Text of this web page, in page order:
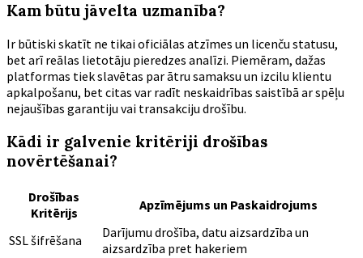
Kam būtu jāvelta uzmanība?
Ir būtiski skatīt ne tikai oficiālas atzīmes un licenču statusu,
bet arī reālas lietotāju pieredzes analīzi. Piemēram, dažas
platformas tiek slavētas par ātru samaksu un izcilu klientu
apkalpošanu, bet citas var radīt neskaidrības saistībā ar spēļu
nejaušības garantiju vai transakciju drošību.
Kādi ir galvenie kritēriji drošības
novērtēšanai?
Drošības
Kritērijs
Apzīmējums un Paskaidrojums
SSL šifrēšana
Darījumu drošība, datu aizsardzība un
aizsardzība pret hakeriem